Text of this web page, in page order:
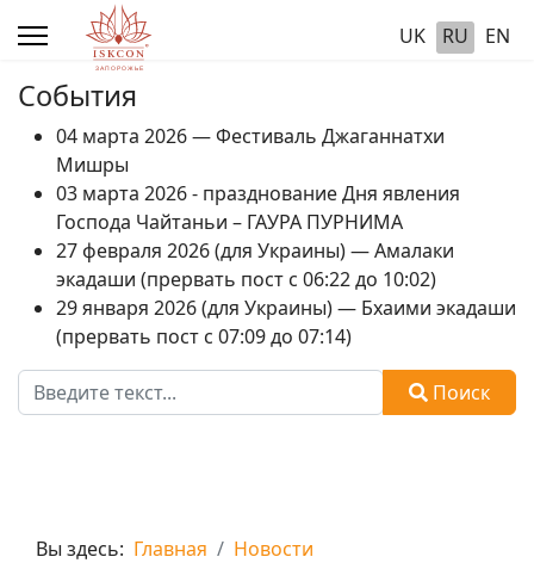
UK RU EN
События
04 марта 2026 — Фестиваль Джаганнатхи
Мишры
03 марта 2026 - празднование Дня явления
Господа Чайтаньи – ГАУРА ПУРНИМА
27 февраля 2026 (для Украины) — Амалаки
экадаши (прервать пост с 06:22 до 10:02)
29 января 2026 (для Украины) — Бхаими экадаши
(прервать пост с 07:09 до 07:14)
Поиск
Поиск
Вы здесь: Главная
Новости